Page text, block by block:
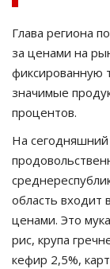
Глава региона
за ценами на
фиксированную
значимые
процентов.
На
область входит
ценами. Это
рис, крупа
кефир 2,5%,